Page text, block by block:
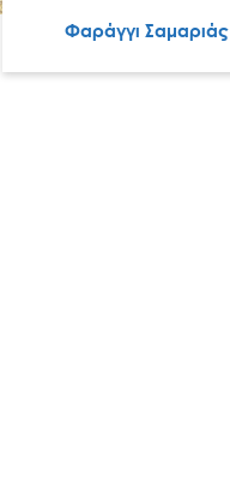
Φαράγγι Σαμαριάς